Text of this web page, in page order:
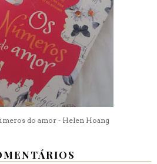
do amor - Helen Hoang